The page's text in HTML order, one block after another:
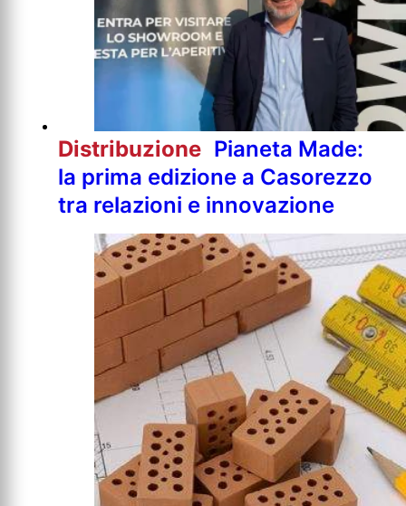
Distribuzione Pianeta Made:
la prima edizione a Casorezzo
tra relazioni e innovazione